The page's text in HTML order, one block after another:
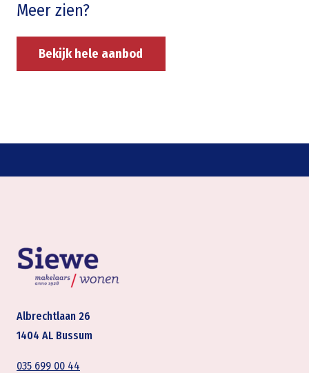
Meer zien?
Bekijk hele aanbod
Albrechtlaan 26
1404 AL Bussum
035 699 00 44